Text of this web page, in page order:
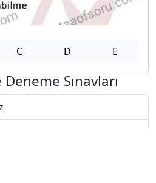
C D E
Sınavları